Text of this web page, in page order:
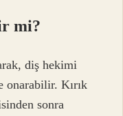
mi?
diş hekimi
onarabilir. Kırık
sonra